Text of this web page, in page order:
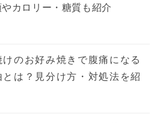
カロリー・糖質も紹介
けのお好み焼きで腹痛になる
とは？見分け方・対処法を紹